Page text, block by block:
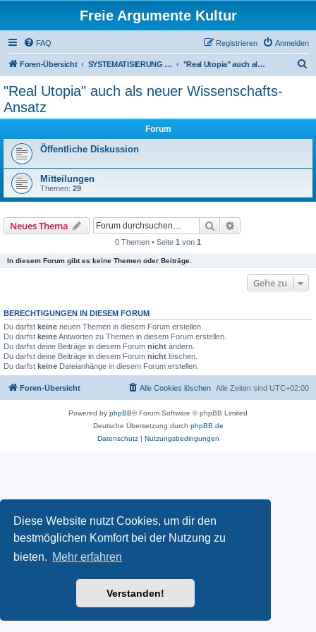
Diese Website nutzt Cookies, um dir den
bestmöglichen Komfort bei der Nutzung zu
bieten. Mehr erfahren
Verstanden!
Freie Argumente Kultur
FAQ Anmelden
Registrieren
Foren-Übersicht SYSTEMATISIERUNG VON INHALTEN IN WISSENSCHAFTLICHER RICHTUNG "Real Utopia" auch als neuer Wissenschafts-Ansatz
"Real Utopia" auch als neuer Wissenschafts-
Ansatz
Forum
Öffentliche Diskussion
Mitteilungen
Themen: 29
Neues Thema Suche
0 Themen • Seite 1 von 1
In diesem Forum gibt es keine Themen oder Beiträge.
Gehe zu
BERECHTIGUNGEN IN DIESEM FORUM
Du darfst keine neuen Themen in diesem Forum erstellen.
Du darfst keineAntworten zu Themen in diesem Forum erstellen.
Du darfst deine Beiträge in diesem Forum nicht ändern.
Du darfst deine Beiträge in diesem Forum nicht löschen.
Du darfst keine Dateianhänge in diesem Forum erstellen.
Foren-Übersicht Alle Zeiten sind UTC+02:00
Alle Cookies löschen
Powered by phpBB® Forum Software © phpBB Limited
Deutsche Übersetzung durch phpBB.de
Datenschutz| Nutzungsbedingungen